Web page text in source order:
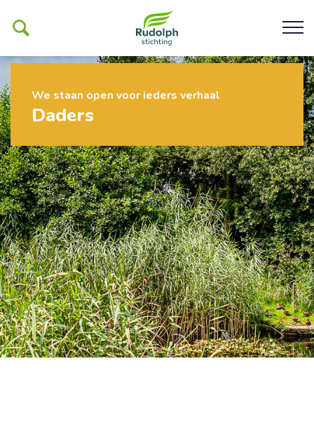
Ons werk
Help ons mogelijk maken
Organisatie
Contact
We staan open voor ieders verhaal
Daders